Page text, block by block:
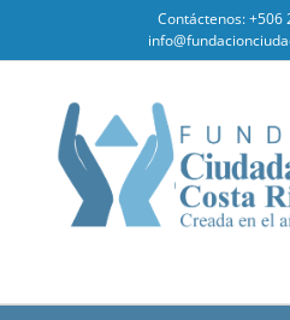
to
Contáctenos: +506